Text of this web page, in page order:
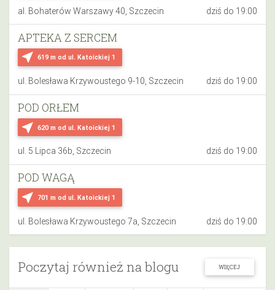
al. Bohaterów Warszawy 40, Szczecin dziś do 19:00
near_me 619 m od ul. Katoickiej 1
APTEKA Z SERCEM
ul. Bolesława Krzywoustego 9-10, Szczecin dziś do 19:00
near_me 620 m od ul. Katoickiej 1
POD ORŁEM
ul. 5 Lipca 36b, Szczecin dziś do 19:00
near_me 701 m od ul. Katoickiej 1
POD WAGĄ
ul. Bolesława Krzywoustego 7a, Szczecin dziś do 19:00
Poczytaj również na blogu WIĘCEJ